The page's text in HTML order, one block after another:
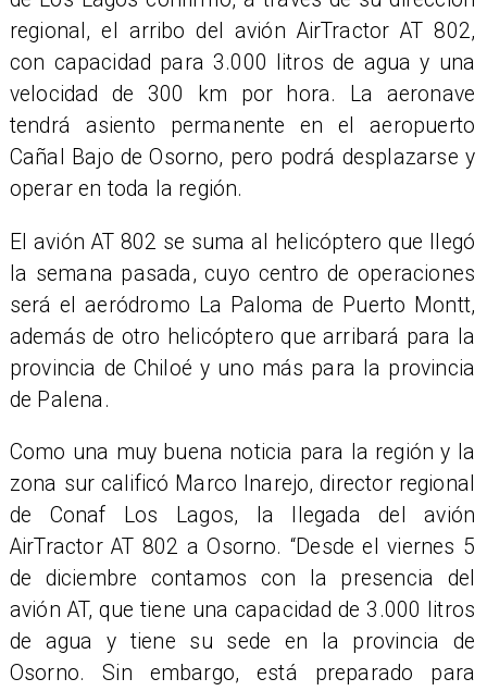
regional, el arribo del avión AirTractor AT 802,
con capacidad para 3.000 litros de agua y una
velocidad de 300 km por hora. La aeronave
tendrá asiento permanente en el aeropuerto
Cañal Bajo de Osorno, pero podrá desplazarse y
operar en toda la región.
El avión AT 802 se suma al helicóptero que llegó
la semana pasada, cuyo centro de operaciones
será el aeródromo La Paloma de Puerto Montt,
además de otro helicóptero que arribará para la
provincia de Chiloé y uno más para la provincia
de Palena.
​Como una muy buena noticia para la región y la
zona sur calificó Marco Inarejo, director regional
de Conaf Los Lagos, la llegada del avión
AirTractor AT 802 a Osorno. “Desde el viernes 5
de diciembre contamos con la presencia del
avión AT, que tiene una capacidad de 3.000 litros
de agua y tiene su sede en la provincia de
Osorno. Sin embargo, está preparado para